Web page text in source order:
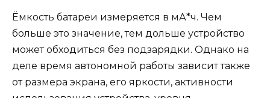
Ёмкость батареи измеряется в мА*ч. Чем
больше это значение, тем дольше устройство
может обходиться без подзарядки. Однако на
деле время автономной работы зависит также
от размера экрана, его яркости, активности